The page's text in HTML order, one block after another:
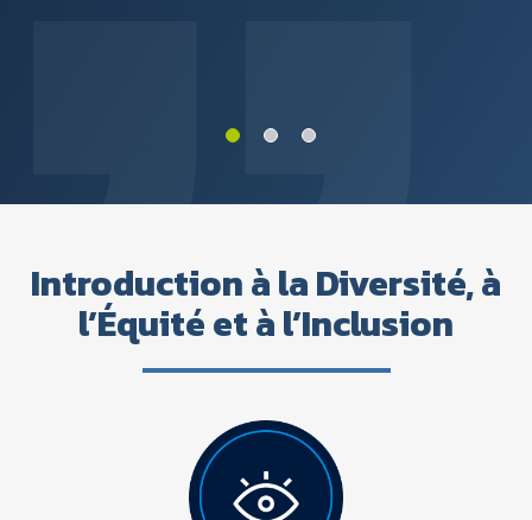
Introduction à la Diversité, à
l’Équité et à l’Inclusion